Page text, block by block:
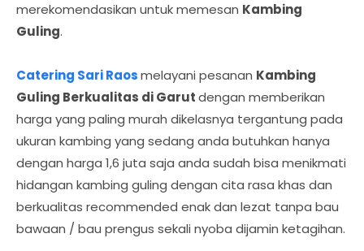
merekomendasikan untuk memesan Kambing
Guling.
Catering Sari Raosmelayani pesanan Kambing
Guling Berkualitas di Garutdengan memberikan
harga yang paling murah dikelasnya tergantung pada
ukuran kambing yang sedang anda butuhkan hanya
dengan harga 1,6 juta saja anda sudah bisa menikmati
hidangan kambing guling dengan cita rasa khas dan
berkualitas recommended enak dan lezat tanpa bau
bawaan / bau prengus sekali nyoba dijamin ketagihan.